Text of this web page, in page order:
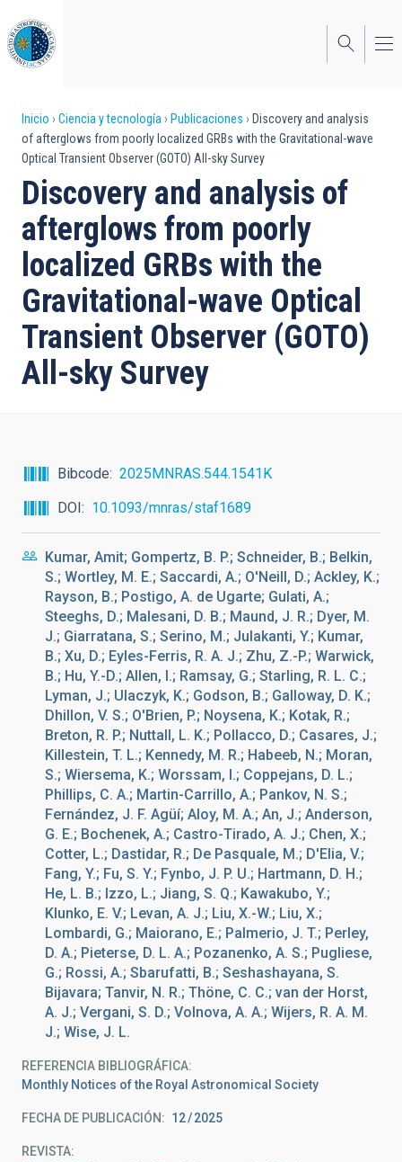
al
contenido
principal
Sobrescribir
enlaces
de
ayuda
a
la
navegación
Inicio Ciencia y tecnología Publicaciones
Discovery and analysis
of afterglows from poorly localized GRBs with the Gravitational-wave
Optical Transient Observer (GOTO) All-sky Survey
Discovery and analysis of
afterglows from poorly
localized GRBs with the
Gravitational-wave Optical
Transient Observer (GOTO)
All-sky Survey
Bibcode
2025MNRAS.544.1541K
DOI
10.1093/mnras/staf1689
Kumar, Amit; Gompertz, B. P.; Schneider, B.; Belkin,
S.; Wortley, M. E.; Saccardi, A.; O'Neill, D.; Ackley, K.;
Rayson, B.; Postigo, A. de Ugarte; Gulati, A.;
Steeghs, D.; Malesani, D. B.; Maund, J. R.; Dyer, M.
J.; Giarratana, S.; Serino, M.; Julakanti, Y.; Kumar,
B.; Xu, D.; Eyles-Ferris, R. A. J.; Zhu, Z.-P.; Warwick,
B.; Hu, Y.-D.; Allen, I.; Ramsay, G.; Starling, R. L. C.;
Lyman, J.; Ulaczyk, K.; Godson, B.; Galloway, D. K.;
Dhillon, V. S.; O'Brien, P.; Noysena, K.; Kotak, R.;
Breton, R. P.; Nuttall, L. K.; Pollacco, D.; Casares, J.;
Killestein, T. L.; Kennedy, M. R.; Habeeb, N.; Moran,
S.; Wiersema, K.; Worssam, I.; Coppejans, D. L.;
Phillips, C. A.; Martin-Carrillo, A.; Pankov, N. S.;
Fernández, J. F. Agüí; Aloy, M. A.; An, J.; Anderson,
G. E.; Bochenek, A.; Castro-Tirado, A. J.; Chen, X.;
Cotter, L.; Dastidar, R.; De Pasquale, M.; D'Elia, V.;
Fang, Y.; Fu, S. Y.; Fynbo, J. P. U.; Hartmann, D. H.;
He, L. B.; Izzo, L.; Jiang, S. Q.; Kawakubo, Y.;
Klunko, E. V.; Levan, A. J.; Liu, X.-W.; Liu, X.;
Lombardi, G.; Maiorano, E.; Palmerio, J. T.; Perley,
D. A.; Pieterse, D. L. A.; Pozanenko, A. S.; Pugliese,
G.; Rossi, A.; Sbarufatti, B.; Seshashayana, S.
Bijavara; Tanvir, N. R.; Thöne, C. C.; van der Horst,
A. J.; Vergani, S. D.; Volnova, A. A.; Wijers, R. A. M.
J.; Wise, J. L.
REFERENCIA BIBLIOGRÁFICA
Monthly Notices of the Royal Astronomical Society
FECHA DE PUBLICACIÓN: 12 2025
REVISTA